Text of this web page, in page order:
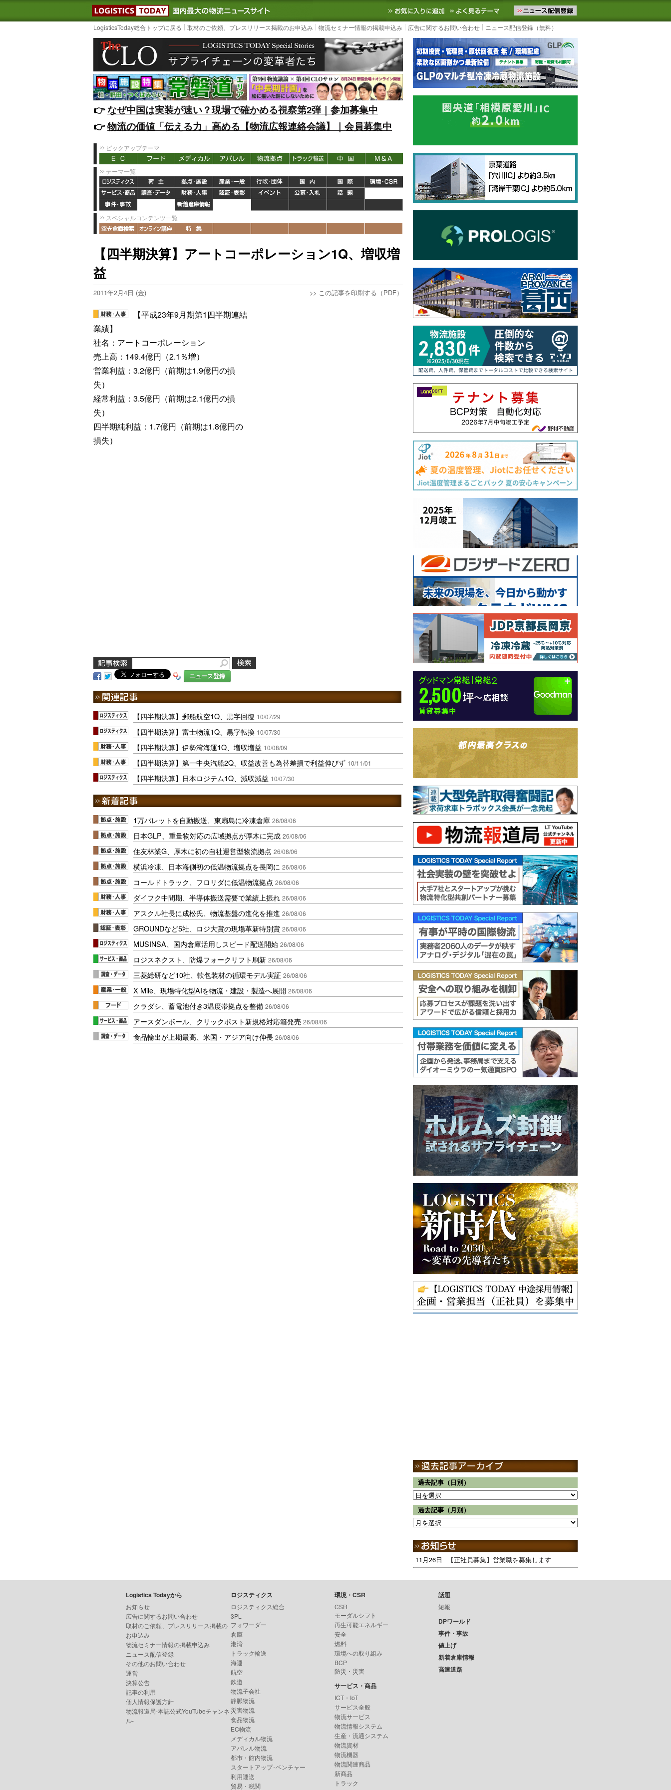
LOGISTICS TODAY｜国内最大の物流ニュースサイト3PL, SCMなど国内外の最新の物流ニュースをお届けします。物流ニュースメール配信を登録す
お気に入りに追加 よく見るテーマ
LogisticsToday総合トップに戻る 取材のご依頼、プレスリリース掲載のお申込み 物流セミナー情報の掲載申込み 広告に関するお問い合わせ ニュース配信登録（無料）
👉️なぜ中国は実装が速い？現場で確かめる視察第2弾｜参加募集中
👉️物流の価値「伝える力」高める【物流広報連絡会議】｜会員募集中
ピックアップテーマ
テーマ一覧
スペシャルコンテンツ一覧
【四半期決算】アートコーポレーション1Q、増収増
益
2011年2月4日 (金) >> この記事を印刷する（PDF）
【平成23年9月期第1四半期連結
業績】
社名：アートコーポレーション
売上高：149.4億円（2.1％増）
営業利益：3.2億円（前期は1.9億円の損
失）
経常利益：3.5億円（前期は2.1億円の損
失）
四半期純利益：1.7億円（前期は1.8億円の
損失）
ニュース登録
【四半期決算】郵船航空1Q、黒字回復 10/07/29
【四半期決算】富士物流1Q、黒字転換 10/07/30
【四半期決算】伊勢湾海運1Q、増収増益 10/08/09
【四半期決算】第一中央汽船2Q、収益改善も為替差損で利益伸びず 10/11/01
【四半期決算】日本ロジテム1Q、減収減益 10/07/30
1万パレットを自動搬送、東扇島に冷凍倉庫 26/08/06
日本GLP、重量物対応の広域拠点が厚木に完成 26/08/06
住友林業G、厚木に初の自社運営型物流拠点 26/08/06
横浜冷凍、日本海側初の低温物流拠点を長岡に 26/08/06
コールドトラック、フロリダに低温物流拠点 26/08/06
ダイフク中間期、半導体搬送需要で業績上振れ 26/08/06
アスクル社長に成松氏、物流基盤の進化を推進 26/08/06
GROUNDなど5社、ロジ大賞の現場革新特別賞 26/08/06
MUSINSA、国内倉庫活用しスピード配送開始 26/08/06
ロジスネクスト、防爆フォークリフト刷新 26/08/06
三菱総研など10社、軟包装材の循環モデル実証 26/08/06
X Mile、現場特化型AIを物流・建設・製造へ展開 26/08/06
クラダシ、蓄電池付き3温度帯拠点を整備 26/08/06
アースダンボール、クリックポスト新規格対応箱発売 26/08/06
食品輸出が上期最高、米国・アジア向け伸長 26/08/06
過去記事（日別）
過去記事（月別）
11月26日 【正社員募集】営業職を募集します
Logistics Todayから
お知らせ
広告に関するお問い合わせ
取材のご依頼、プレスリリース掲載の
お申込み
物流セミナー情報の掲載申込み
ニュース配信登録
その他のお問い合わせ
運営
決算公告
記事の利用
個人情報保護方針
物流報道局-本誌公式YouTubeチャンネ
ル-
ロジスティクス
ロジスティクス総合
3PL
フォワーダー
倉庫
港湾
トラック輸送
海運
航空
鉄道
物流子会社
静脈物流
災害物流
食品物流
EC物流
メディカル物流
アパレル物流
都市・館内物流
スタートアップ･ベンチャー
利用運送
貿易・税関
環境・CSR
CSR
モーダルシフト
再生可能エネルギー
安全
燃料
環境への取り組み
BCP
防災・災害
サービス・商品
ICT・IoT
サービス全般
物流サービス
物流情報システム
生産・流通システム
物流資材
物流機器
物流関連商品
新商品
トラック
話題
短報
DPワールド
事件・事故
値上げ
新着倉庫情報
高速道路